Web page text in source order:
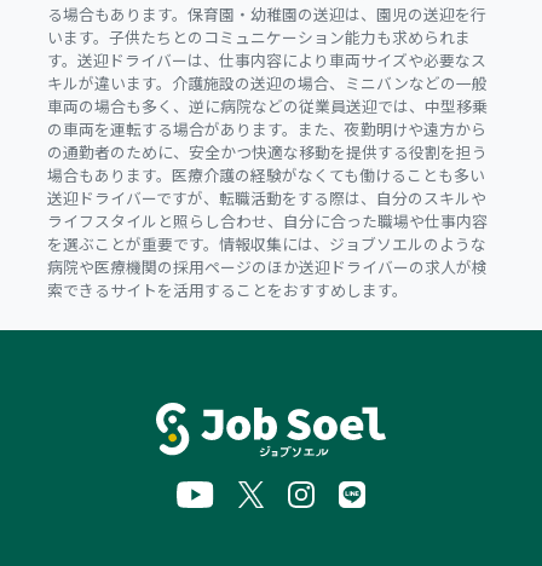
る場合もあります。保育園・幼稚園の送迎は、園児の送迎を行
います。子供たちとのコミュニケーション能力も求められま
す。送迎ドライバーは、仕事内容により車両サイズや必要なス
キルが違います。介護施設の送迎の場合、ミニバンなどの一般
車両の場合も多く、逆に病院などの従業員送迎では、中型移乗
の車両を運転する場合があります。また、夜勤明けや遠方から
の通勤者のために、安全かつ快適な移動を提供する役割を担う
場合もあります。医療介護の経験がなくても働けることも多い
送迎ドライバーですが、転職活動をする際は、自分のスキルや
ライフスタイルと照らし合わせ、自分に合った職場や仕事内容
を選ぶことが重要です。情報収集には、ジョブソエルのような
病院や医療機関の採用ページのほか送迎ドライバーの求人が検
索できるサイトを活用することをおすすめします。